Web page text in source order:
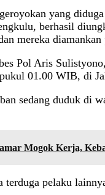
yang
berhasil
mereka
Pol Aris
01.00 WIB, di
sedang duduk di
Mogok Kerja,
pelaku